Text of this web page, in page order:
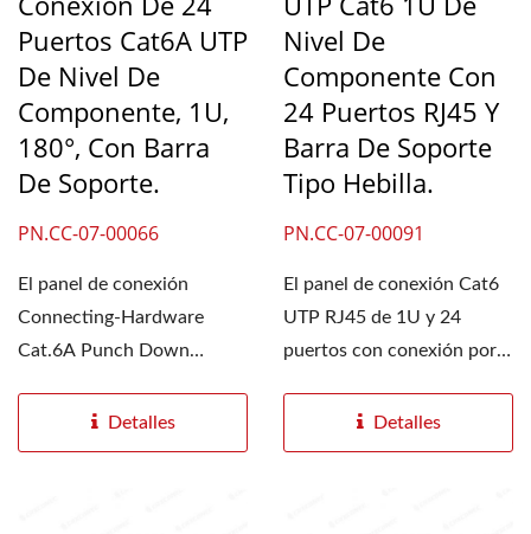
Puertos Cat6A UTP
De Nivel De
Componente, 1U,
180°, Con Barra
De Soporte.
PN.CC-07-00066
El panel de conexión
Connecting-Hardware
Cat.6A Punch Down
formato...
Detalles
Nivel De
Componente Con
24 Puertos RJ45 Y
Barra De Soporte
Tipo Hebilla.
PN.CC-07-00091
El panel de conexión Cat6
UTP RJ45 de 1U y 24
puertos con conexión por
Detalles